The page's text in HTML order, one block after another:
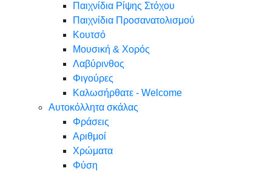
Παιχνίδια Ρίψης Στόχου
Παιχνίδια Προσανατολισμού
Κουτσό
Μουσική & Χορός
Λαβύρινθος
Φιγούρες
Καλωσήρθατε - Welcome
Αυτοκόλλητα σκάλας
Φράσεις
Αριθμοί
Χρώματα
Φύση